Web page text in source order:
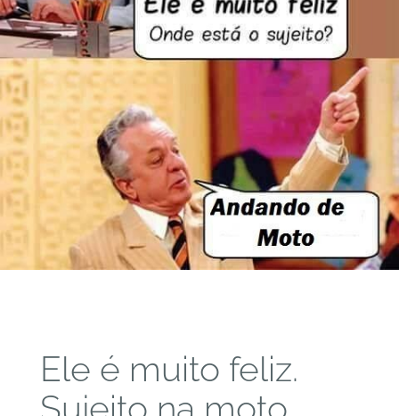
Ele é muito feliz.